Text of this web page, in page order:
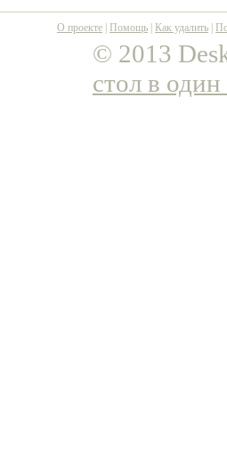
О проекте Помощь Как удалить
© 2013
стол в